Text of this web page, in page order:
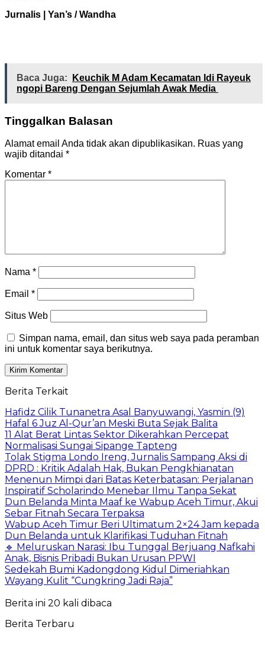
Jurnalis | Yan’s / Wandha
Baca Juga:
Keuchik M Adam Kecamatan Idi Rayeuk
ngopi Bareng Dengan Sejumlah Awak Media
Tinggalkan Balasan
Alamat email Anda tidak akan dipublikasikan. Ruas yang
wajib ditandai *
Komentar *
Nama *
Email *
Situs Web
Simpan nama, email, dan situs web saya pada peramban
ini untuk komentar saya berikutnya.
Berita Terkait
Hafidz Cilik Tunanetra Asal Banyuwangi, Yasmin (9)
Hafal 6 Juz Al-Qur’an Meski Buta Sejak Balita
11 Alat Berat Lintas Sektor Dikerahkan Percepat
Normalisasi Sungai Sipange Tapteng
Tolak Stigma Londo Ireng, Jurnalis Sampang Aksi di
DPRD : Kritik Adalah Hak, Bukan Pengkhianatan
Menenun Mimpi dari Batas Keterbatasan: Perjalanan
Inspiratif Scholarindo Menebar Ilmu Tanpa Sekat
Dun Belanda Minta Maaf ke Wabup Aceh Timur, Akui
Sebar Fitnah Secara Terpaksa
Wabup Aceh Timur Beri Ultimatum 2×24 Jam kepada
Dun Belanda untuk Klarifikasi Tuduhan Fitnah
🔹 Meluruskan Narasi: Ibu Tunggal Berjuang Nafkahi
Anak, Bisnis Pribadi Bukan Urusan PPWI
Sedekah Bumi Kadongdong Kidul Dimeriahkan
Wayang Kulit “Cungkring Jadi Raja”
Berita ini 20 kali dibaca
Berita Terbaru